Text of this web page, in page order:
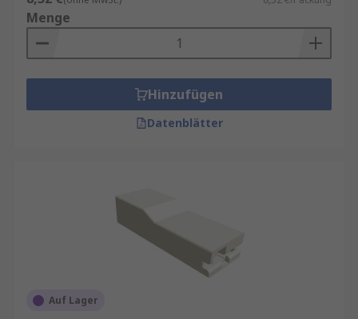
Menge
Hinzufügen
Datenblätter
Auf Lager